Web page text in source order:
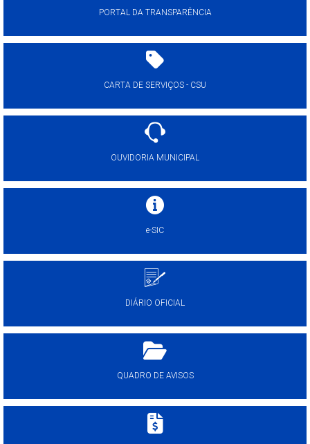
PORTAL DA TRANSPARÊNCIA
CARTA DE SERVIÇOS - CSU
OUVIDORIA MUNICIPAL
e-SIC
DIÁRIO OFICIAL
QUADRO DE AVISOS